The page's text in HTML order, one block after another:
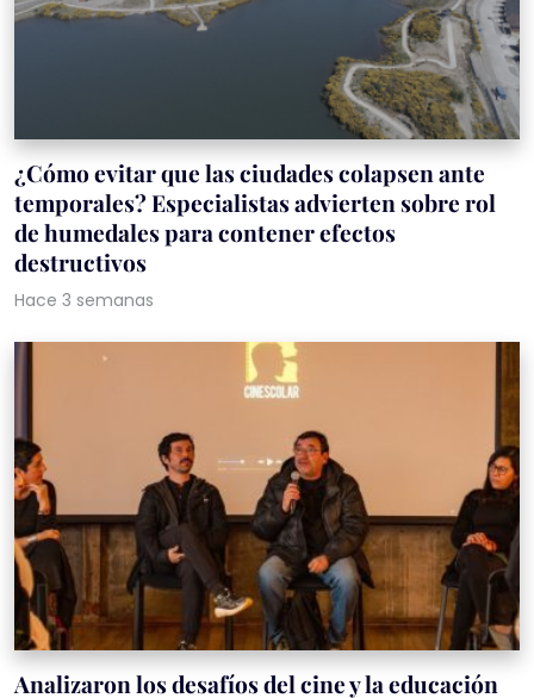
¿Cómo evitar que las ciudades colapsen ante
temporales? Especialistas advierten sobre rol
de humedales para contener efectos
destructivos
Hace 3 semanas
Analizaron los desafíos del cine y la educación